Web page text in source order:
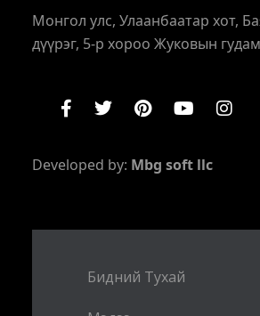
Монгол улс, Улаанбаатар хот,
дүүрэг, 5-р хороо Жуковын
Developed by: Mbg soft llc
Бидний Тухай